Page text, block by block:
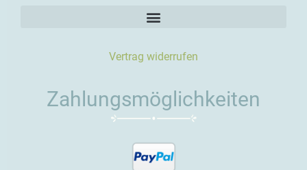
Vertrag widerrufen
Zahlungsmöglichkeiten